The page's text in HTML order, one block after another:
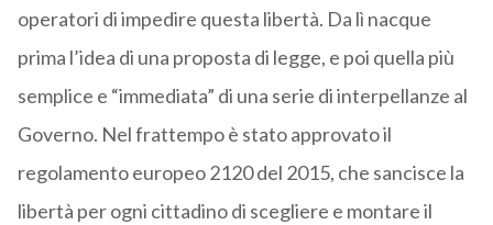
operatori di impedire questa libertà. Da lì nacque
prima l’idea di una proposta di legge, e poi quella più
semplice e “immediata” di una serie di interpellanze al
Governo. Nel frattempo è stato approvato il
regolamento europeo 2120 del 2015, che sancisce la
libertà per ogni cittadino di scegliere e montare il